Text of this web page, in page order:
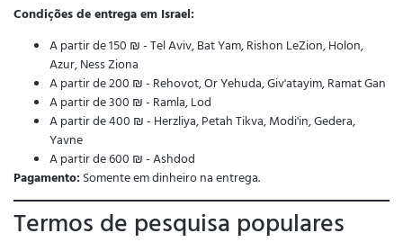
Condições de entrega em Israel:
A partir de 150 ₪ - Tel Aviv, Bat Yam, Rishon LeZion, Holon,
Azur, Ness Ziona
A partir de 200 ₪ - Rehovot, Or Yehuda, Giv'atayim, Ramat Gan
A partir de 300 ₪ - Ramla, Lod
A partir de 400 ₪ - Herzliya, Petah Tikva, Modi'in, Gedera,
Yavne
A partir de 600 ₪ - Ashdod
Pagamento:Somente em dinheiro na entrega.
Termos de pesquisa populares